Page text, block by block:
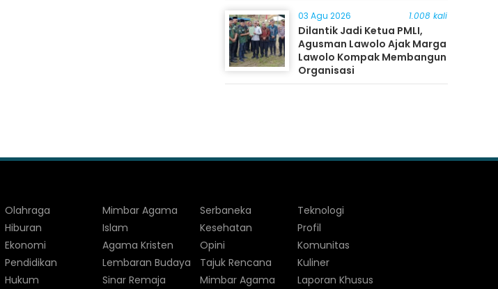
03 Agu 2026 1.008 kali
Dilantik Jadi Ketua PMLI,
Agusman Lawolo Ajak Marga
Lawolo Kompak Membangun
Organisasi
Olahraga
Hiburan
Ekonomi
Pendidikan
Hukum
Mimbar Agama
Islam
Agama Kristen
Lembaran Budaya
Sinar Remaja
Serbaneka
Kesehatan
Opini
Tajuk Rencana
Mimbar Agama
Teknologi
Profil
Komunitas
Kuliner
Laporan Khusus